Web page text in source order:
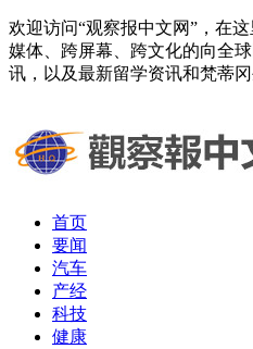
欢迎访问“观察报中文网”，在
媒体、跨屏幕、跨文化的向全
讯，以及最新留学资讯和梵蒂冈
首页
要闻
汽车
产经
科技
健康